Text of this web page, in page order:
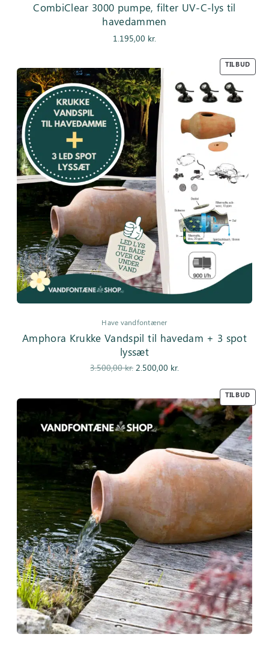
CombiClear 3000 pumpe, filter UV-C-lys til
havedammen
1.195,00 kr.
TILBUD
Have vandfontæner
Amphora Krukke Vandspil til havedam + 3 spot
lyssæt
3.500,00kr.
Den
3.500,00 kr..
2.500,00 kr.
2.500,00 kr..
TILBUD